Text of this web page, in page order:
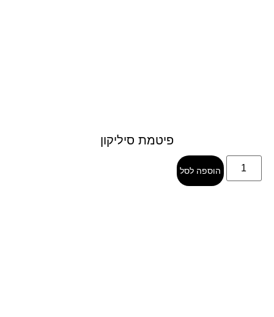
פיטמת סיליקון
הוספה לסל